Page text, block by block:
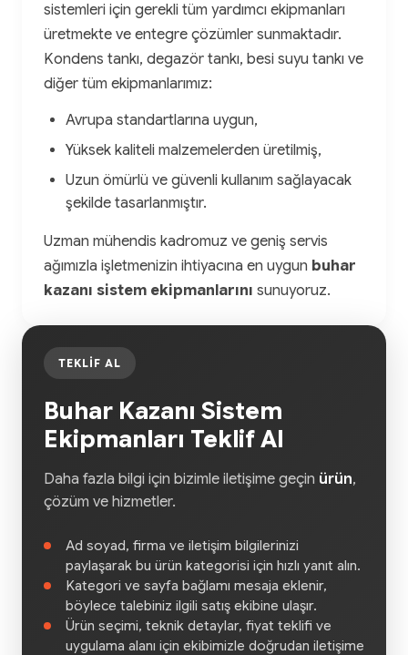
sistemleri için gerekli tüm yardımcı ekipmanları
üretmekte ve entegre çözümler sunmaktadır.
Kondens tankı, degazör tankı, besi suyu tankı ve
diğer tüm ekipmanlarımız:
Avrupa standartlarına uygun,
Yüksek kaliteli malzemelerden üretilmiş,
Uzun ömürlü ve güvenli kullanım sağlayacak
şekilde tasarlanmıştır.
Uzman mühendis kadromuz ve geniş servis
ağımızla işletmenizin ihtiyacına en uygun buhar
kazanı sistem ekipmanlarını sunuyoruz.
TEKLIF AL
Buhar Kazanı Sistem
Ekipmanları Teklif Al
Daha fazla bilgi için bizimle iletişime geçin ürün,
çözüm ve hizmetler.
Ad soyad, firma ve iletişim bilgilerinizi
paylaşarak bu ürün kategorisi için hızlı yanıt alın.
Kategori ve sayfa bağlamı mesaja eklenir,
böylece talebiniz ilgili satış ekibine ulaşır.
Ürün seçimi, teknik detaylar, fiyat teklifi ve
uygulama alanı için ekibimizle doğrudan iletişime